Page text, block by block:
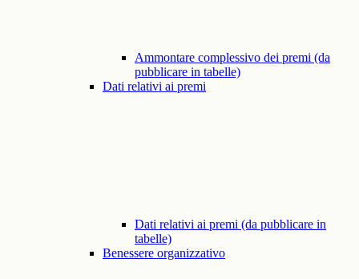
Ammontare complessivo dei premi (da
pubblicare in tabelle)
Dati relativi ai premi
Dati relativi ai premi (da pubblicare in
tabelle)
Benessere organizzativo